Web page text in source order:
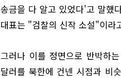
송금을 다 알고 있었다'고 말했
대표는 "검찰의 신작 소설"이라
그러나 이를 정면으로 반박하
달러를 북한에 건넨 시점과 비